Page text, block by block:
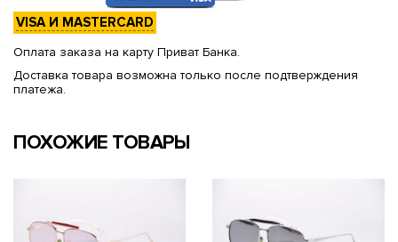
VISA И MASTERCARD
Оплата заказа на карту Приват Банка.
Доставка товара возможна только после подтверждения
платежа.
ПОХОЖИЕ ТОВАРЫ